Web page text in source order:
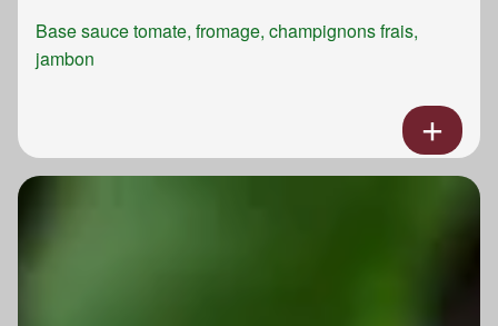
Base sauce tomate, fromage, champignons frais,
jambon